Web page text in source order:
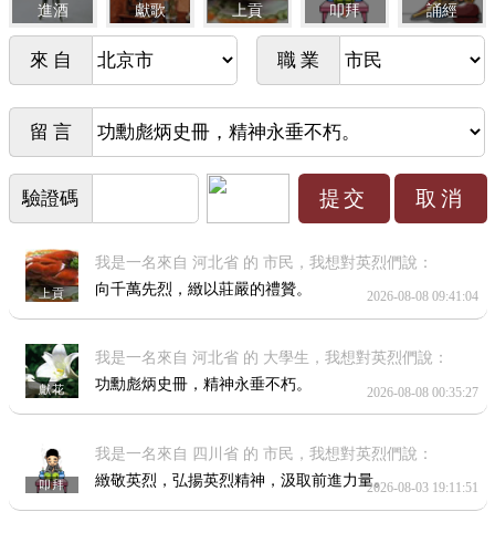
進酒 獻歌 上貢 叩拜 誦經
來 自 職 業
留 言
驗證碼
上貢
我是一名來自 河北省 的 市民，我想對英烈們說：
向千萬先烈，緻以莊嚴的禮贊。
2026-08-08 09:41:04
獻花
我是一名來自 河北省 的 大學生，我想對英烈們說：
功勳彪炳史冊，精神永垂不朽。
2026-08-08 00:35:27
叩拜
我是一名來自 四川省 的 市民，我想對英烈們說：
緻敬英烈，弘揚英烈精神，汲取前進力量。2026-08-03 19:11:51